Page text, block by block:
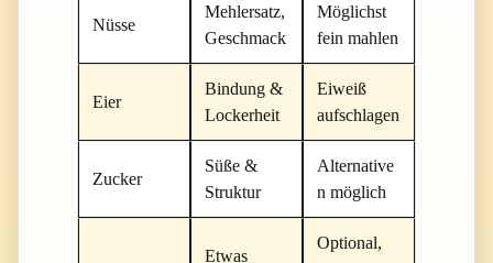
Nüsse
Mehlersatz,
Geschmack
Möglichst
fein mahlen
Eier
Bindung &
Lockerheit
Eiweiß
aufschlagen
Zucker
Süße &
Struktur
Alternative
n möglich
Etwas
Optional,